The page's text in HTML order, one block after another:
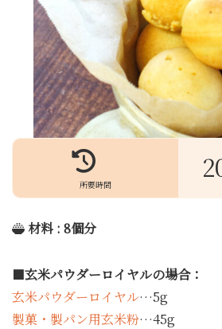
所要時間
材料 : 8個分
■玄米パウダーロイヤルの場合：
玄米パウダーロイヤル…5g
製菓・製パン用玄米粉…45g